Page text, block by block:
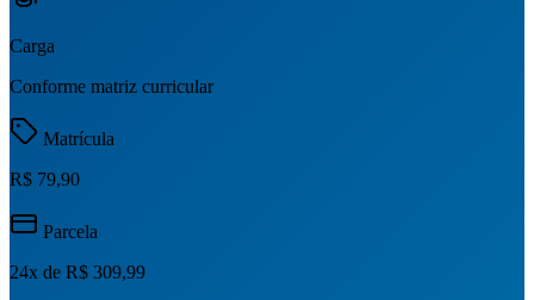
Carga
Conforme matriz curricular
Matrícula
R$ 79,90
Parcela
24x de R$ 309,99